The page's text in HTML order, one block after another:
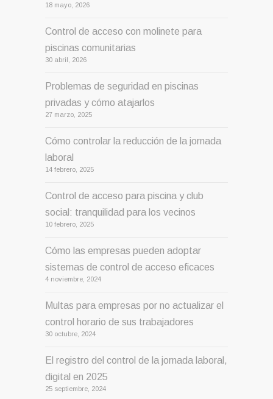
18 mayo, 2026
Control de acceso con molinete para
piscinas comunitarias
30 abril, 2026
Problemas de seguridad en piscinas
privadas y cómo atajarlos
27 marzo, 2025
Cómo controlar la reducción de la jornada
laboral
14 febrero, 2025
Control de acceso para piscina y club
social: tranquilidad para los vecinos
10 febrero, 2025
Cómo las empresas pueden adoptar
sistemas de control de acceso eficaces
4 noviembre, 2024
Multas para empresas por no actualizar el
control horario de sus trabajadores
30 octubre, 2024
El registro del control de la jornada laboral,
digital en 2025
25 septiembre, 2024